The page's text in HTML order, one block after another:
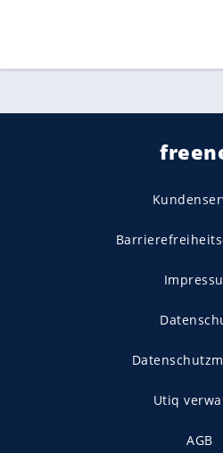
Utiq
AGB